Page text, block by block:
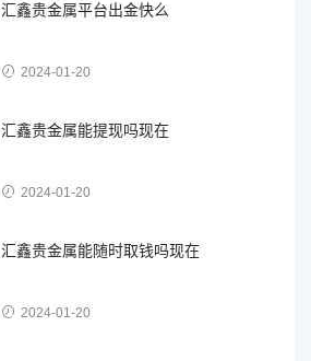
汇鑫贵金属平台出金快么
2024-01-20
汇鑫贵金属能提现吗现在
2024-01-20
汇鑫贵金属能随时取钱吗现在
2024-01-20